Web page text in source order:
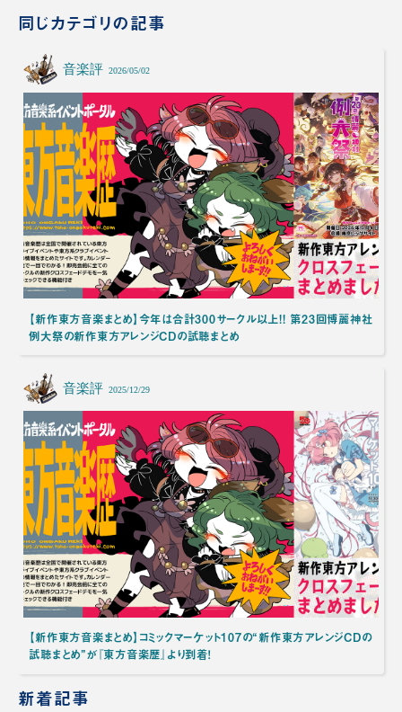
同じカテゴリの記事
音楽評 2026/05/02
【新作東方音楽まとめ】今年は合計300サークル以上!! 第23回博麗神社
例大祭の新作東方アレンジCDの試聴まとめ
音楽評 2025/12/29
【新作東方音楽まとめ】コミックマーケット107の“新作東方アレンジCDの
試聴まとめ”が『東方音楽歴』より到着！
新着記事